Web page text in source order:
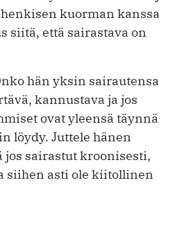
kuorman kanssa
siitä, että sairastava on
hän yksin sairautensa
kannustava ja jos
ovat yleensä täynnä
löydy. Juttele hänen
jos sairastut kroonisesti,
siihen asti ole kiitollinen